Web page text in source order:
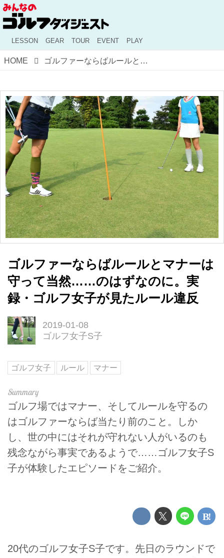
LESSON GEAR TOUR EVENT PLAY
HOME ゴルファーならばルールとマナーは守って当然……のはずなのに。実録・ゴルフ女子が見たルール違反
ゴルファーならばルールとマナーは
守って当然……のはずなのに。実
録・ゴルフ女子が見たルール違反
2019-01-08
ゴルフ女子S子
ゴルフ女子 ルール マナー
ゴルフ場ではマナー、そしてルールを守るの
はゴルファーならば当たり前のこと。しか
し、世の中にはそれが守れない人がいるのも
残念ながら事実であるようで……ゴルフ女子S
子が体験したエピソードをご紹介。
20代のゴルフ女子S子です。先日のラウンドで